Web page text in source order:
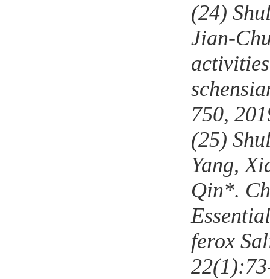
(24)
Jian-
750, 201
(25)
Yang,
Qin*.
ferox
22(1):73